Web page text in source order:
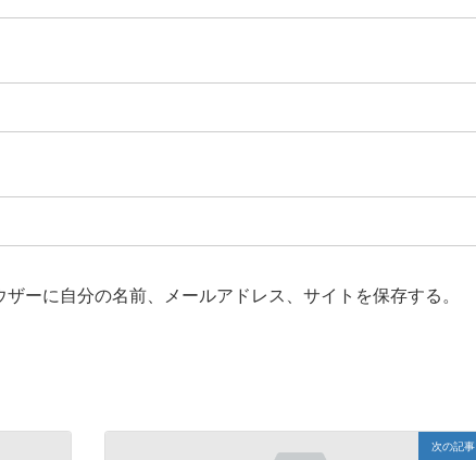
ーに自分の名前、メールアドレス、サイトを保存する。
次の記事